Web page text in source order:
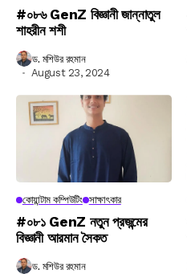
#০৮৬ GenZ বিজ্ঞানী জান্নাতুল
শাহরীন শশী
ড. মশিউর রহমান
August 23, 2024
কোয়ান্টাম কম্পিউটিং সাক্ষাৎকার
#০৮১ GenZ নতুন প্রজন্মের
বিজ্ঞানী আরমান সৈকত
ড. মশিউর রহমান